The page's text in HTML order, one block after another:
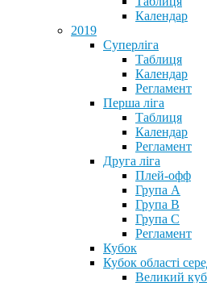
Календар
2019
Суперліга
Таблиця
Календар
Регламент
Перша ліга
Таблиця
Календар
Регламент
Друга ліга
Плей-офф
Група А
Група В
Група С
Регламент
Кубок
Кубок області
Великий